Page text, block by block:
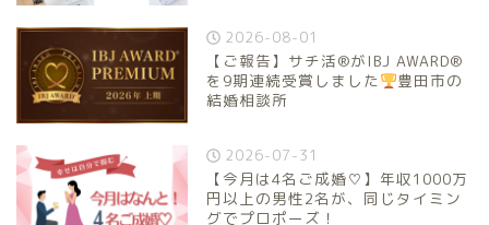
2026-08-01
【ご報告】サチ活®がIBJ AWARD®
を9期連続受賞しました
豊田市の
結婚相談所
2026-07-31
【今月は4名ご成婚♡】年収1000万
円以上の男性2名が、同じタイミン
グでプロポーズ！